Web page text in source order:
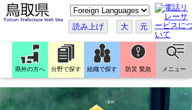
こ
の
ペ
ー
ジ
翻
訳
す
る
読み上げ 大 元
県外の方へ 分野で探す 組織で探す 防災 緊急 メニュー